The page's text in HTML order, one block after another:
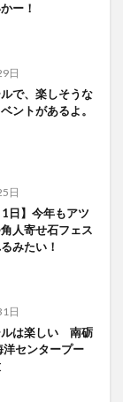
ー！
日
で、楽しそうな
ントがあるよ。
日
日】今年もアツ
人寄せ石フェス
みたい！
日
ルは楽しい 南砺
センタープー